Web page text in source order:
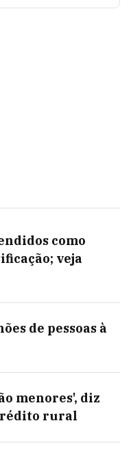
como
veja
de pessoas à
menores', diz
rural